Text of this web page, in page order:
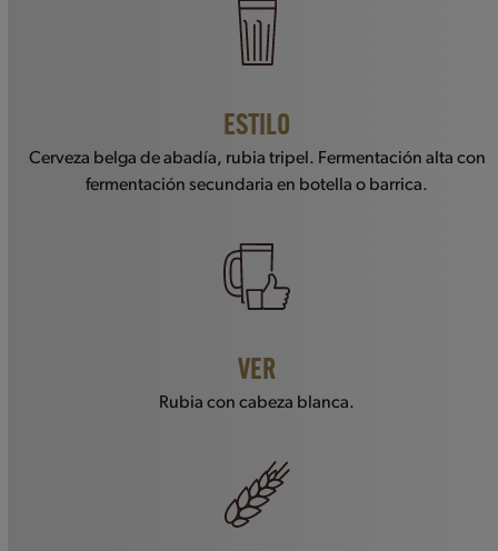
ESTILO
Cerveza belga de abadía, rubia tripel. Fermentación alta con
fermentación secundaria en botella o barrica.
VER
Rubia con cabeza blanca.